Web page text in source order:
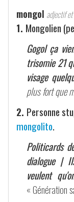
mongol adjectif
1. Mongolien
Gogol ça
trisomie 21
visage
plus fort que
2. Personne
mongolito.
Politicards
dialogue |
veulent
« Génération